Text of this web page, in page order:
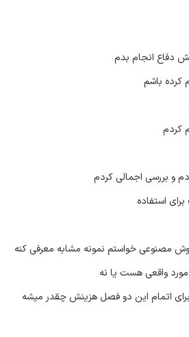
دفاع انجام بدم
کرده باشم
کردم
استفاده
مصنوعی خواستم نمونه مشابه معرفی کنه
اتمام این دو فصل هزینش چقدر میشه